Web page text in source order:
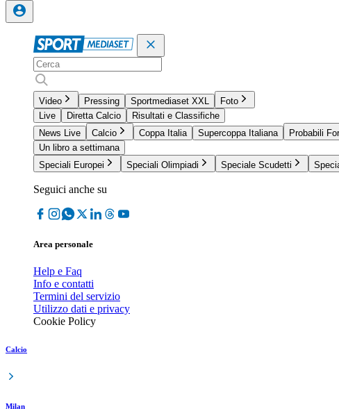
Video Pressing Sportmediaset XXL
Foto
Live
Diretta Calcio
Risultati e Classifiche
News Live
Calcio Coppa Italia Supercoppa Italiana Probabili
Un libro a settimana
Speciali Europei
Speciali Olimpiadi Speciale Scudetti
Seguici anche su
Area personale
Help e Faq
Info e contatti
Termini del servizio
Utilizzo dati e privacy
Cookie Policy
Calcio
Milan